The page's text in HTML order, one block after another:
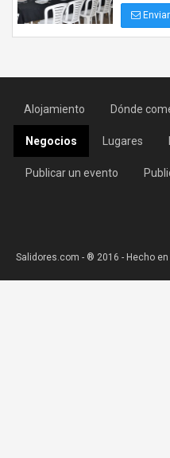
Alojamiento Dónde
Negocios Lugares
Publicar un evento
Salidores.com - ® 2016 - Hecho